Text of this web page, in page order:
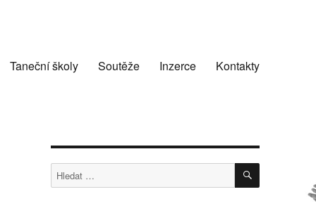
Taneční školy Soutěže Inzerce Kontakty
Hledat: HLEDÁNÍ